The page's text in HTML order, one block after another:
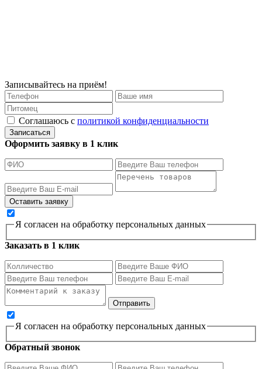
Записывайтесь на приём!
Соглашаюсь с политикой конфиденциальности
Записаться
Оформить заявку в 1 клик
Я согласен на обработку персональных данных
Заказать в 1 клик
Я согласен на обработку персональных данных
Обратный звонок